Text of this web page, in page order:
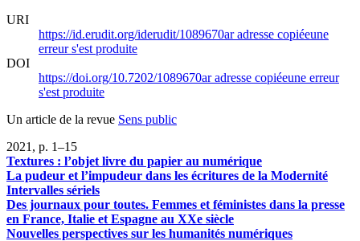
URI
https://id.erudit.org/iderudit/1089670aradresse copiéeune
erreur s'est produite
DOI
https://doi.org/10.7202/1089670aradresse copiéeune erreur
s'est produite
Un article de la revue Sens public
2021 , p. 1–15
Textures : l’objet livre du papier au numérique
La pudeur et l’impudeur dans les écritures de la Modernité
Intervalles sériels
Des journaux pour toutes. Femmes et féministes dans la presse
en France, Italie et Espagne au XXe siècle
Nouvelles perspectives sur les humanités numériques